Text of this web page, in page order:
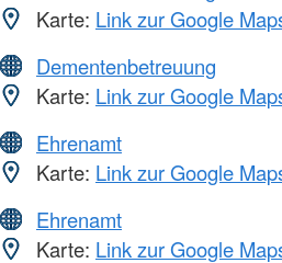
Karte: Link zur Google
Dementenbetreuung
Karte: Link zur Google
Ehrenamt
Karte: Link zur Google
Ehrenamt
Karte: Link zur Google